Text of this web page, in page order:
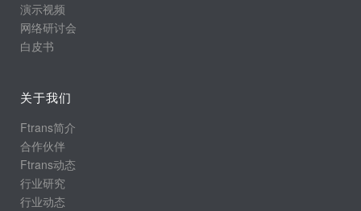
演示视频
网络研讨会
白皮书
关于我们
Ftrans简介
合作伙伴
Ftrans动态
行业研究
行业动态